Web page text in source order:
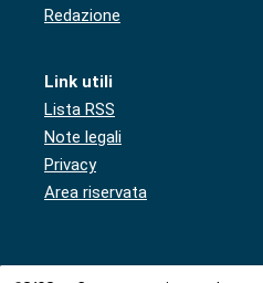
Redazione
Link utili
Lista RSS
Note legali
Privacy
Area riservata